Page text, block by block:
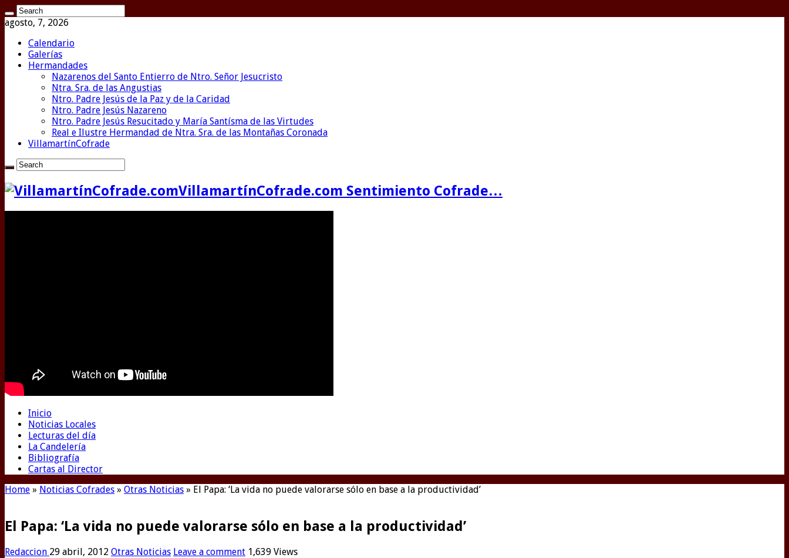
agosto, 7, 2026
Calendario
Galerías
Hermandades
Nazarenos del Santo Entierro de Ntro. Señor Jesucristo
Ntra. Sra. de las Angustias
Ntro. Padre Jesús de la Paz y de la Caridad
Ntro. Padre Jesús Nazareno
Ntro. Padre Jesús Resucitado y María Santísma de las Virtudes
Real e Ilustre Hermandad de Ntra. Sra. de las Montañas Coronada
VillamartínCofrade
VillamartínCofrade.com Sentimiento Cofrade…
Inicio
Noticias Locales
Lecturas del día
La Candelería
Bibliografía
Cartas al Director
Home » Noticias Cofrades » Otras Noticias » El Papa: ‘La vida no puede valorarse sólo en base a la productividad’
El Papa: ‘La vida no puede valorarse sólo en base a la productividad’
Redaccion 29 abril, 2012 Otras Noticias Leave a comment 1,639 Views